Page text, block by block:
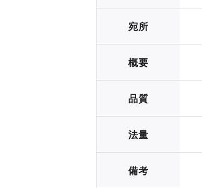
宛所
概要
品質
法量
備考